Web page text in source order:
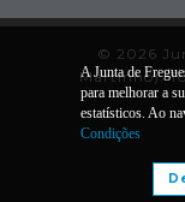
© 2026
Martinho).
A Junta de
para melhorar a
estatísticos. Ao
Condições